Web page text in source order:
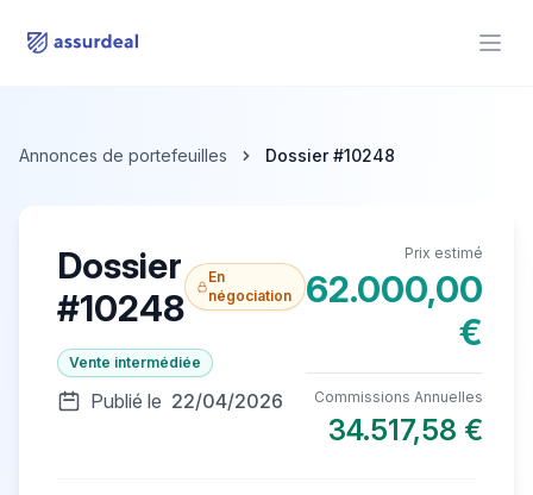
assurdeal
Annonces de portefeuilles Dossier #10248
Dossier
#10248
En
négociation
Vente intermédiée
Publié le 22/04/2026
Prix estimé
62.000,00
€
Commissions Annuelles
34.517,58 €